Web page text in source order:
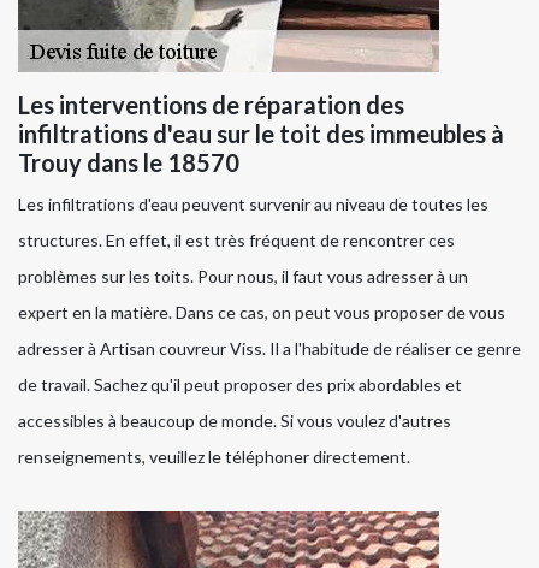
Les interventions de réparation des
infiltrations d'eau sur le toit des immeubles à
Trouy dans le 18570
Les infiltrations d'eau peuvent survenir au niveau de toutes les
structures. En effet, il est très fréquent de rencontrer ces
problèmes sur les toits. Pour nous, il faut vous adresser à un
expert en la matière. Dans ce cas, on peut vous proposer de vous
adresser à Artisan couvreur Viss. Il a l'habitude de réaliser ce genre
de travail. Sachez qu'il peut proposer des prix abordables et
accessibles à beaucoup de monde. Si vous voulez d'autres
renseignements, veuillez le téléphoner directement.